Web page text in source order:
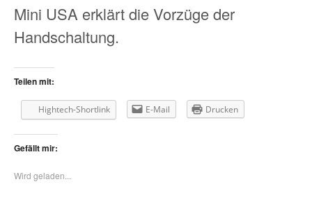
Mini USA erklärt die Vorzüge der
Handschaltung.
Teilen mit:
Hightech-Shortlink E-Mail Drucken
Gefällt mir:
Wird geladen...